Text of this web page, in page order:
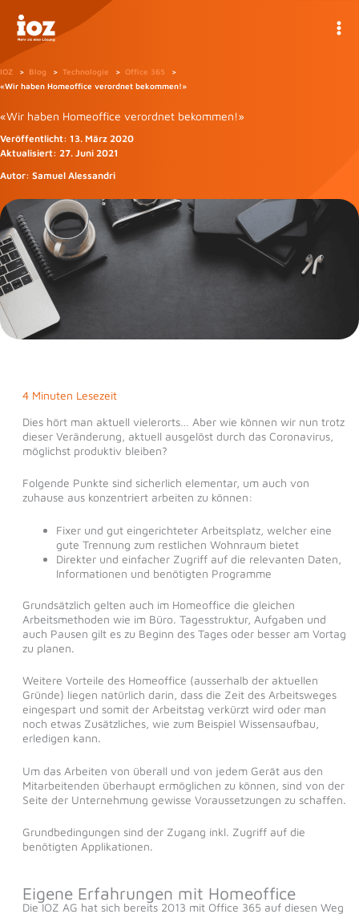
Inhalt
springen
IOZ Blog Technologie
Office 365
«Wir haben Homeoffice verordnet bekommen!»
«Wir haben Homeoffice verordnet bekommen!»
Veröffentlicht: 13. März 2020
Aktualisiert: 27. Juni 2021
Autor: Samuel Alessandri
4 Minuten Lesezeit
Dies hört man aktuell vielerorts… Aber wie können wir nun trotz
dieser Veränderung, aktuell ausgelöst durch das Coronavirus,
möglichst produktiv bleiben?
Folgende Punkte sind sicherlich elementar, um auch von
zuhause aus konzentriert arbeiten zu können:
Fixer und gut eingerichteter Arbeitsplatz, welcher eine
gute Trennung zum restlichen Wohnraum bietet
Direkter und einfacher Zugriff auf die relevanten Daten,
Informationen und benötigten Programme
Grundsätzlich gelten auch im Homeoffice die gleichen
Arbeitsmethoden wie im Büro. Tagesstruktur, Aufgaben und
auch Pausen gilt es zu Beginn des Tages oder besser am Vortag
zu planen.
Weitere Vorteile des Homeoffice (ausserhalb der aktuellen
Gründe) liegen natürlich darin, dass die Zeit des Arbeitsweges
eingespart und somit der Arbeitstag verkürzt wird oder man
noch etwas Zusätzliches, wie zum Beispiel Wissensaufbau,
erledigen kann.
Um das Arbeiten von überall und von jedem Gerät aus den
Mitarbeitenden überhaupt ermöglichen zu können, sind von der
Seite der Unternehmung gewisse Voraussetzungen zu schaffen.
Grundbedingungen sind der Zugang inkl. Zugriff auf die
benötigten Applikationen.
Eigene Erfahrungen mit Homeoffice
Die IOZ AG hat sich bereits 2013 mit Office 365 auf diesen Weg